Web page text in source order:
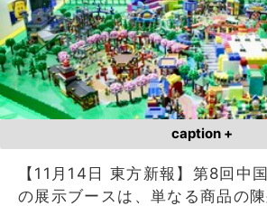
caption +
【11月14日 東方新報】第8回中
の展示ブースは、単なる商品の陳